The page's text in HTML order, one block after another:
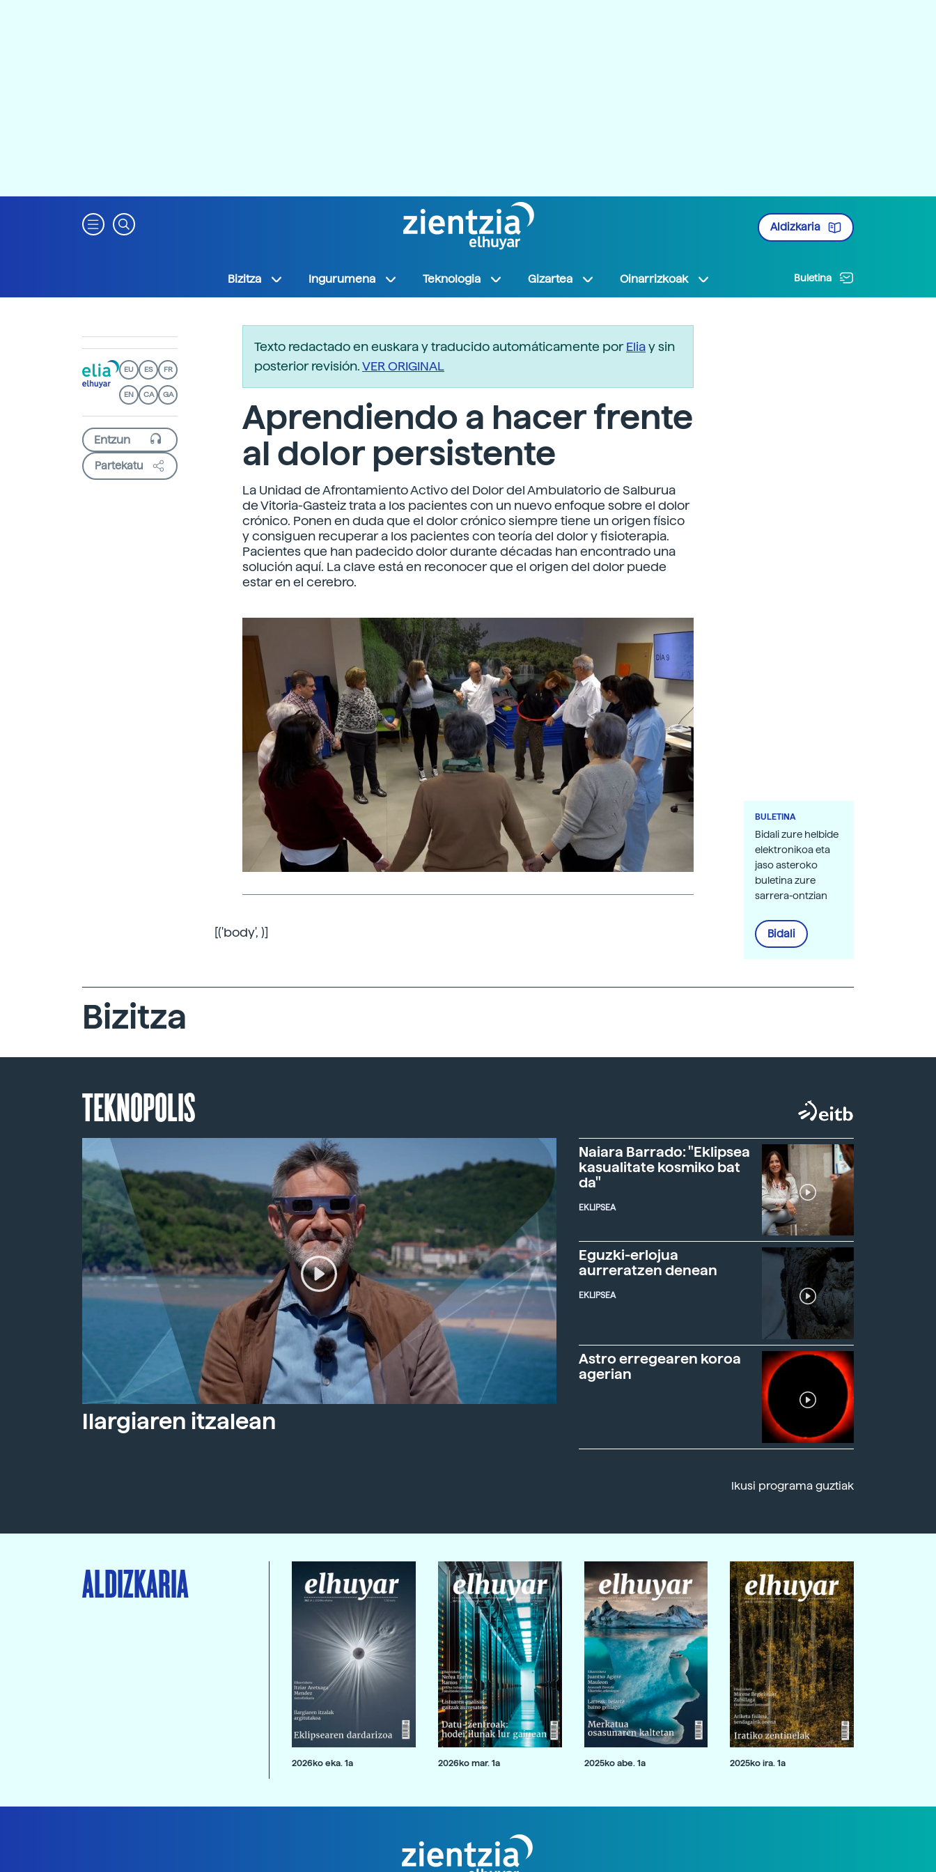
Aldizkaria
Bizitza Ingurumena Teknologia Gizartea Oinarrizkoak Buletina
EU ES FR
EN CA GA
Partekatu
Texto redactado en euskara y traducido automáticamente porEliay sin
posterior revisión.VER ORIGINAL
Aprendiendo a hacer frente
al dolor persistente
La Unidad de Afrontamiento Activo del Dolor del Ambulatorio de Salburua
de Vitoria-Gasteiz trata a los pacientes con un nuevo enfoque sobre el dolor
crónico. Ponen en duda que el dolor crónico siempre tiene un origen físico
y consiguen recuperar a los pacientes con teoría del dolor y fisioterapia.
Pacientes que han padecido dolor durante décadas han encontrado una
solución aquí. La clave está en reconocer que el origen del dolor puede
estar en el cerebro.
[('body', )]
BULETINA
Bidali zure helbide
elektronikoa eta
jaso asteroko
buletina zure
sarrera-ontzian
Bidali
Bizitza
TEKNOPOLIS
Ilargiaren itzalean
Naiara Barrado: "Eklipsea
kasualitate kosmiko bat
da"
EKLIPSEA
Eguzki-erlojua
aurreratzen denean
EKLIPSEA
Astro erregearen koroa
agerian
Ikusi programa guztiak
ALDIZKARIA
2026ko eka. 1a 2026ko mar. 1a 2025ko abe. 1a 2025ko ira. 1a